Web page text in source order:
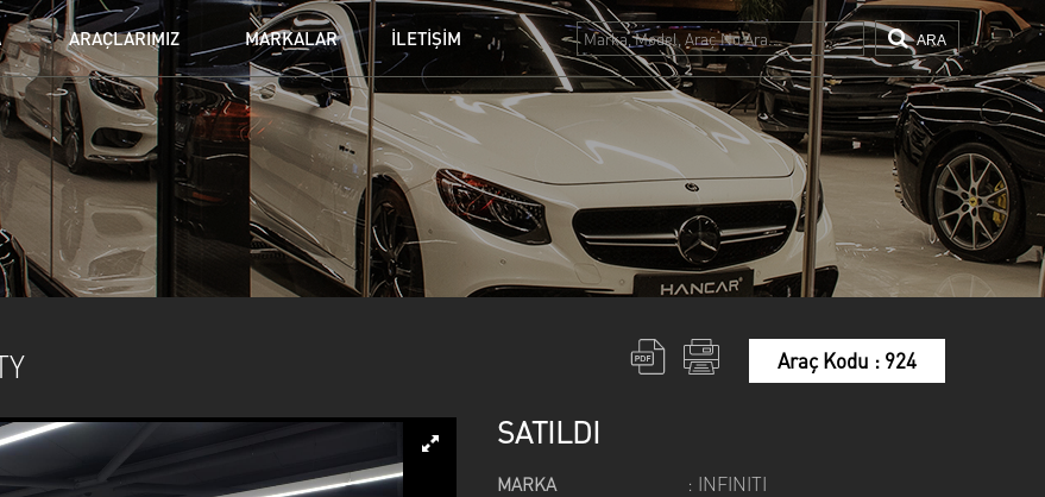
ARAÇLARIMIZ MARKALAR
BMW CADILLAC DODGE
FERRARI
Jeanneau LAMBORGHINI LAND ROVER
Maserati
NISSAN PORSCHE Segway
SKODA
TOYOTA VOLKSWAGEN VOLVO
İLETİŞİM ARA
Araç Kodu : 924
SATILDI
MARKA : INFINITI